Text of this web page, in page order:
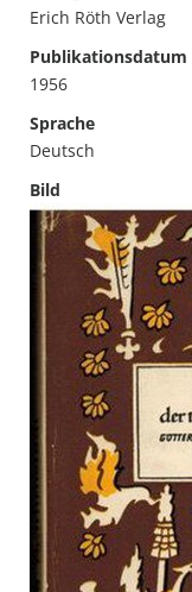
Erich Röth Verlag
Publikationsdatum
1956
Sprache
Deutsch
Bild